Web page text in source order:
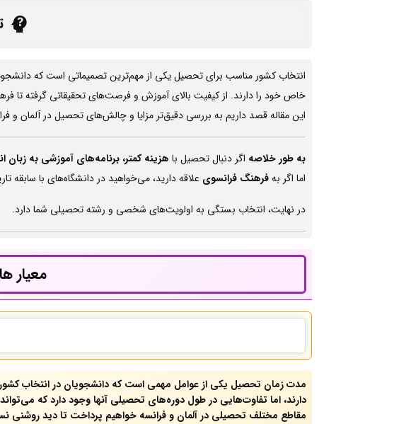
انتخاب کشور مناسب برای تحصیل یکی از مهم‌ترین تصمیماتی است که
خاص خود را دارند. از کیفیت بالای آموزش و فرصت‌های تحقیقاتی گرفته تا
این مقاله قصد داریم به بررسی دقیق‌تر مزایا و چالش‌های تحصیل در آلمان و
به طور خلاصه اگر دنبال تحصیل با هزینه کمتر، برنامه‌های آموزشی به
اما اگر بهفرهنگ فرانسوی علاقه دارید، می‌خواهید در دانشگاه‌های با سابقه
در نهایت، انتخاب بستگی به اولویت‌های شخصی و رشته تحصیلی شما دارد.
معیار
مدت زمان تحصیل یکی از عوامل مهمی است که دانشجویان در انتخاب
دارند، اما تفاوت‌هایی در طول دوره‌های تحصیلی آنها وجود دارد که
مقاطع مختلف تحصیلی در آلمان و فرانسه خواهیم پرداخت تا دید روشنی